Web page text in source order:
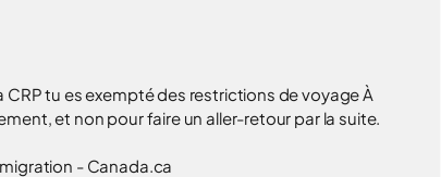
tu es exempté des restrictions de voyage À
et non pour faire un aller-retour par la suite.
- Canada.ca